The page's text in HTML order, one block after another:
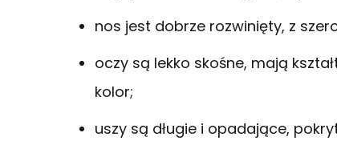
nos jest dobrze rozwinięty, z
oczy są lekko skośne, mają
kolor;
uszy są długie i opadające,